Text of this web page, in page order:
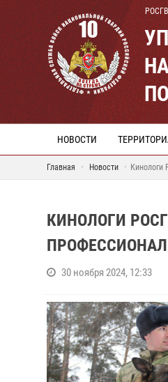
НОВОСТИ
Главная Новости Кинологи
КИНОЛОГИ
30 ноября 2024, 12:33